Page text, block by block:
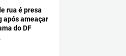
rua é presa
após ameaçar
do DF